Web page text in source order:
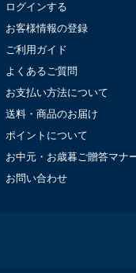
ＦＡＸ：
ログインする
お客様情報の登録
ご利用ガイド
よくあるご質問
お支払い方法について
送料・商品のお届け
ポイントについて
お中元・お歳暮ご贈答マナ
お問い合わせ